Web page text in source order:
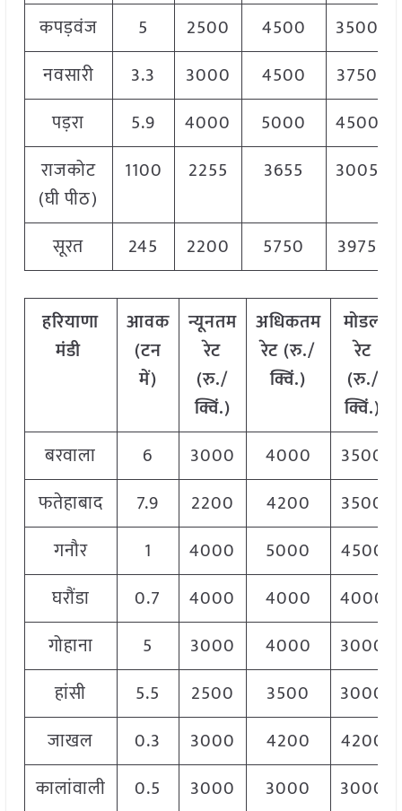
कपड़वंज 5 2500 4500
3500
नवसारी
3.3 3000 4500
3750
पड़रा
5.9 4000 5000
4500
राजकोट
(घी पीठ)
1100 2255 3655 3005
सूरत 245 2200 5750 3975
हरियाणा
मंडी
आवक
(टन
में)
न्यूनतम
रेट
(रु./
क्विं.)
अधिकतम
रेट (रु./
क्विं.)
मोडल
रेट
(रु./
क्विं.)
बरवाला
6 3000 4000
3500
फतेहाबाद
7.9 2200 4200
3500
गनौर
1 4000 5000
4500
घरौंडा
0.7 4000 4000
4000
गोहाना
5 3000 4000
3000
हांसी
5.5 2500 3500
3000
जाखल
0.3 3000 4200
4200
कालांवाली
0.5 3000 3000
3000